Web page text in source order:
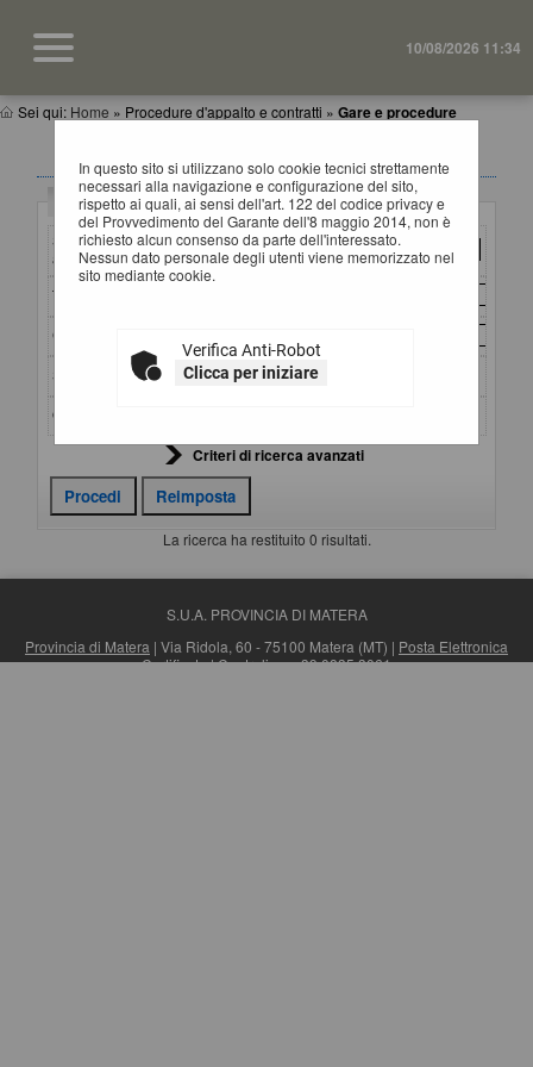
10/08/2026 11:34
Sei qui: Home » Procedure d'appalto e contratti » Gare e procedure
In questo sito si utilizzano solo cookie tecnici strettamente
necessari alla navigazione e configurazione del sito,
rispetto ai quali, ai sensi dell'art. 122 del codice privacy e
del Provvedimento del Garante dell'8 maggio 2014, non è
richiesto alcun consenso da parte dell'interessato.
Nessun dato personale degli utenti viene memorizzato nel
sito mediante cookie.
Verifica Anti-Robot
Clicca per iniziare
GARE E PROCEDURE
Criteri di ricerca
Stazione
appaltante :
Titolo :
CIG :
Stato :
Ordina per :
Criteri di ricerca avanzati
La ricerca ha restituito 0 risultati.
S.U.A. PROVINCIA DI MATERA
Provincia di Matera | Via Ridola, 60 - 75100 Matera (MT) | Posta Elettronica
Certificata| Centralino: +39 0835 3061